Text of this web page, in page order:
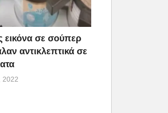
εικόνα σε σούπερ
αντικλεπτικά σε